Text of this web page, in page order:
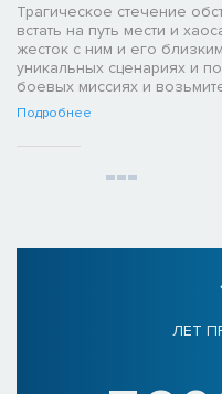
Трагическое стечение
встать на путь мести и
жесток с ним и его
уникальных сценариях и
боевых миссиях и
Подробнее
ЛЕТ